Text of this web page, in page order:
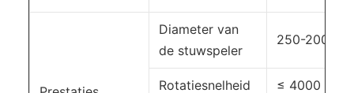
Diameter van
de stuwspeler
250-2000
Rotatiesnelheid ≤ 4000 t/